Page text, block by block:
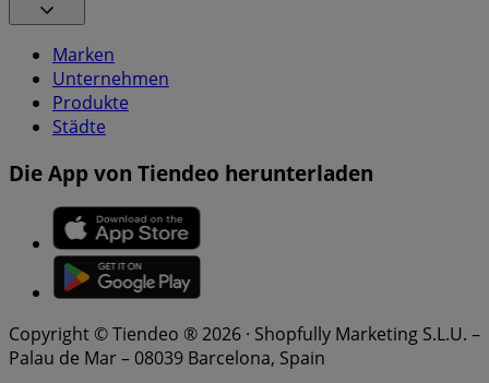
Marken
Unternehmen
Produkte
Städte
Die App von Tiendeo herunterladen
Copyright © Tiendeo ® 2026 · Shopfully Marketing S.L.U. –
Palau de Mar – 08039 Barcelona, Spain